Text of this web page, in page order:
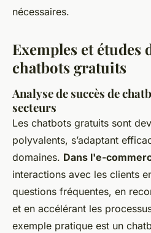
nécessaires.
Exemples et études
chatbots gratuits
Analyse de succès de
secteurs
Les chatbots gratuits sont
polyvalents, s’adaptant
domaines. Dans l'e-
interactions avec les clients
questions fréquentes, en
et en accélérant les
exemple pratique est un